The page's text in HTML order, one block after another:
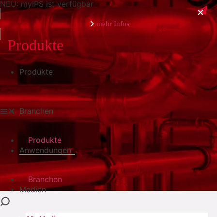
NEU: myIPS ist verfügbar
mehr Infos
schließen
Produkte
Branchen
Anwendungen
Medien
Produkte
Branchen
Produkte